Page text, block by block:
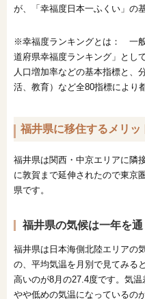
が、「幸福度日本一ふくい」の
※幸福度ランキングとは： 一
道府県幸福度ランキング」とし
人口増加率などの基本指標と、
活、教育）など全80指標により
福井県に移住するメリッ
福井県は関西・中京エリアに隣
に敦賀まで延伸されたので東京
県です。
福井県の気候は一年を
福井県は日本海側北陸エリアの
の、平均気温を月別で見てみる
高いのが8月の27.4度です。気
やや低めの気温になっているの